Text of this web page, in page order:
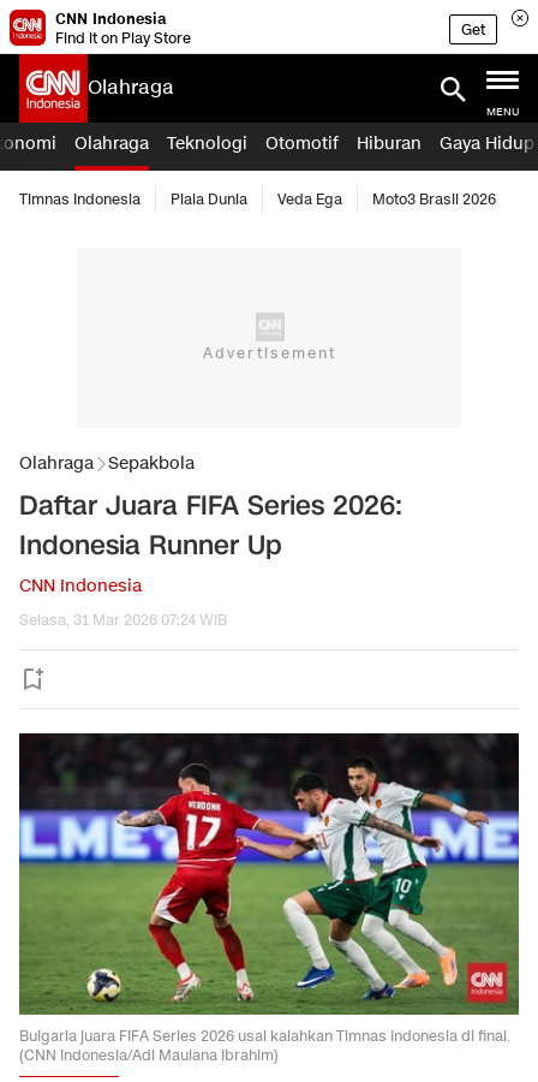
CNN Indonesia
Find it on Play Store
Get
Olahraga
MENU
Olahraga Teknologi Otomotif Hiburan Gaya Hidup
Timnas Indonesia Piala Dunia Veda Ega Moto3 Brasil 2026
Olahraga Sepakbola
Daftar Juara FIFA Series 2026:
Indonesia Runner Up
CNN Indonesia
Selasa, 31 Mar 2026 07:24 WIB
Bulgaria juara FIFA Series 2026 usai kalahkan Timnas Indonesia di final.
(CNN Indonesia/Adi Maulana Ibrahim)